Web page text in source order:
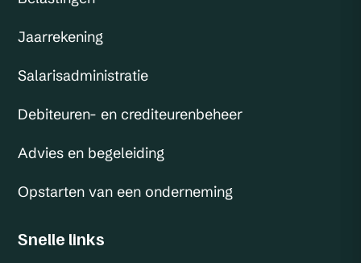
Jaarrekening
Salarisadministratie
Debiteuren- en crediteurenbeheer
Advies en begeleiding
Opstarten van een onderneming
Snelle links